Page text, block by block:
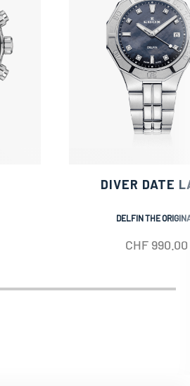
DIVER DATE
DELFIN THE
CHF990.00